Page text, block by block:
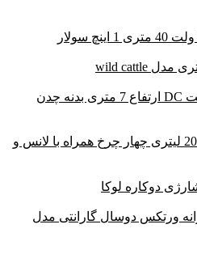
پمپ کفکش 2 اینچ 12 ولت DC ارتفاع 7 متری بدنه چدن
پمپ سم پاش فرقونی 200 لیتری چهار چرخ همراه با لانس و
دو پروانه ورتکس دوسال گارانتی مدل